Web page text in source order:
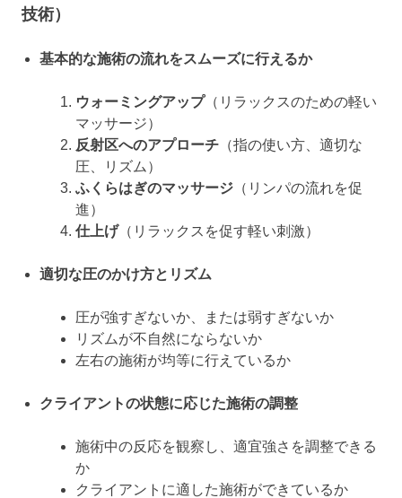
技術）
基本的な施術の流れをスムーズに行えるか
ウォーミングアップ（リラックスのための軽い
マッサージ）
反射区へのアプローチ （指の使い方、適切な
圧、リズム）
ふくらはぎのマッサージ （リンパの流れを促
進）
仕上げ（リラックスを促す軽い刺激）
適切な圧のかけ方とリズム
圧が強すぎないか、または弱すぎないか
リズムが不自然にならないか
左右の施術が均等に行えているか
クライアントの状態に応じた施術の調整
施術中の反応を観察し、適宜強さを調整できる
か
クライアントに適した施術ができているか